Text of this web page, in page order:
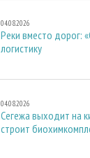
04.08.2026
Реки вместо дорог:
логистику
04.08.2026
Сегежа выходит на
строит